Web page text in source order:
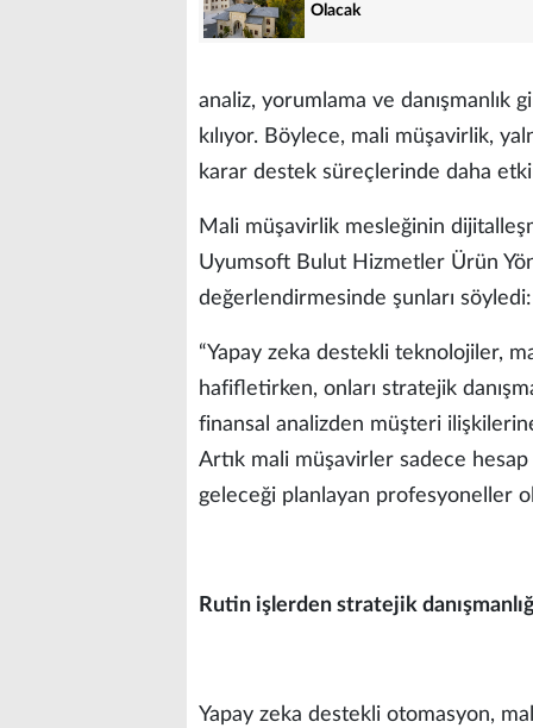
Olacak
analiz, yorumlama ve danışmanlık
kılıyor. Böylece, mali müşavirlik,
karar destek süreçlerinde daha
Mali müşavirlik mesleğinin
Uyumsoft Bulut Hizmetler Ürün
değerlendirmesinde şunları söyledi:
“Yapay zeka destekli teknolojiler,
hafifletirken, onları stratejik
finansal analizden müşteri
Artık mali müşavirler sadece
geleceği planlayan profesyoneller
Rutin işlerden stratejik
Yapay zeka destekli otomasyon,